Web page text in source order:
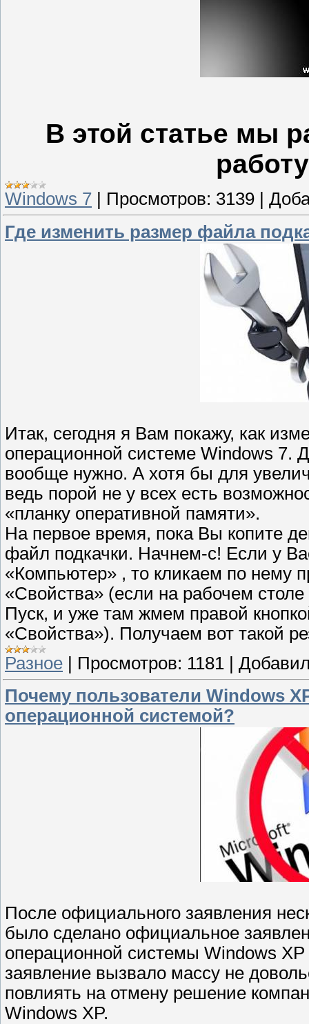
В этой статье мы
Windows 7 Просмотров: 3139
Где изменить размер файла
Итак, сегодня я Вам покажу, как
операционной системе Windows 7.
вообще нужно. А хотя бы для
ведь порой не у всех есть
«планку оперативной памяти».
На первое время, пока Вы копите
файл подкачки. Начнем-с! Если у
«Компьютер» , то кликаем по нему
«Свойства» (если на рабочем
Пуск, и уже там жмем правой
«Свойства»). Получаем вот такой
Разное | Просмотров: 1181 |
Почему пользователи Windows
операционной системой?
После официального заявления
было сделано официальное
операционной системы Windows
заявление вызвало массу не
повлиять на отмену решение
Windows XP.